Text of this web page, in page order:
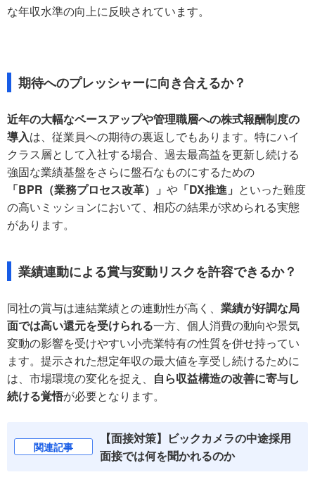
な年収水準の向上に反映されています。
期待へのプレッシャーに向き合えるか？
近年の大幅なベースアップや管理職層への株式報酬制度の
導入は、従業員への期待の裏返しでもあります。特にハイ
クラス層として入社する場合、過去最高益を更新し続ける
強固な業績基盤をさらに盤石なものにするための
「BPR（業務プロセス改革）」 や 「DX推進」 といった難度
の高いミッションにおいて、相応の結果が求められる実態
があります。
業績連動による賞与変動リスクを許容できるか？
同社の賞与は連結業績との連動性が高く、 業績が好調な局
面では高い還元を受けられる一方、個人消費の動向や景気
変動の影響を受けやすい小売業特有の性質を併せ持ってい
ます。提示された想定年収の最大値を享受し続けるために
は、市場環境の変化を捉え、 自ら収益構造の改善に寄与し
続ける覚悟が必要となります。
関連記事
【面接対策】ビックカメラの中途採用
面接では何を聞かれるのか